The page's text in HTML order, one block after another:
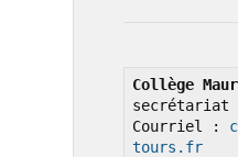
Collège
secrétariat
Courriel :
tours.fr